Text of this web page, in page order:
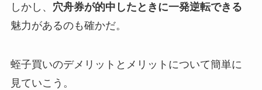
しかし、 穴舟券が的中したときに一発逆転できる
魅力があるのも確かだ。
蛭子買いのデメリットとメリットについて簡単に
見ていこう。